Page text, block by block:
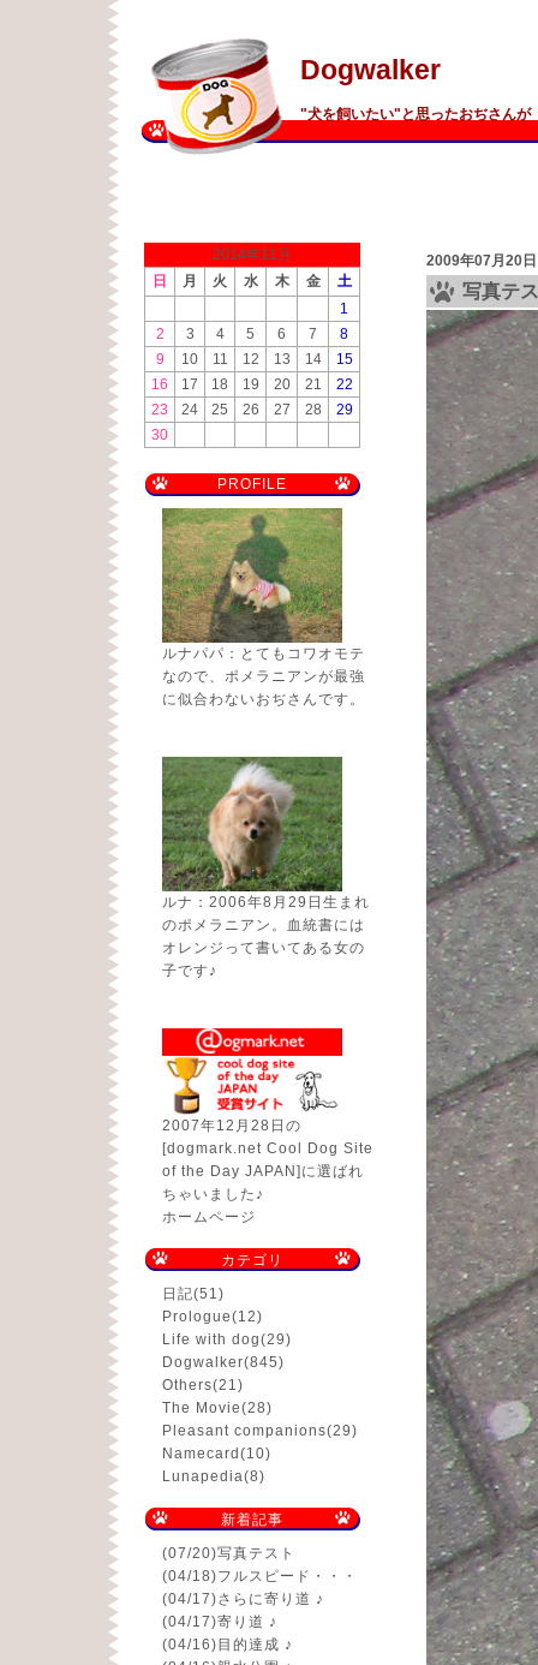
Dogwalker
"犬を飼いたい"と思ったおぢさ
2014年11月
日
月 火 水 木 金
土
1
2
3 4 5 6 7
8
9
10 11 12 13 14
15
16
17 18 19 20 21
22
23
24 25 26 27 28
29
30
PROFILE
ルナパパ：とてもコワオモテ
なので、ポメラニアンが最強
に似合わないおぢさんです。
ルナ：2006年8月29日生まれ
のポメラニアン。血統書には
オレンジって書いてある女の
子です♪
2007年12月28日の
[dogmark.net Cool Dog Site
of the Day JAPAN]に選ばれ
ちゃいました♪
ホームページ
カテゴリ
日記(51)
Prologue(12)
Life with dog(29)
Dogwalker(845)
Others(21)
The Movie(28)
Pleasant companions(29)
Namecard (10)
Lunapedia(8)
新着記事
(07/20)写真テスト
(04/18)フルスピード・・・
(04/17)さらに寄り道 ♪
(04/17)寄り道 ♪
(04/16) 目的達成 ♪
2009年07月20日
写真テ